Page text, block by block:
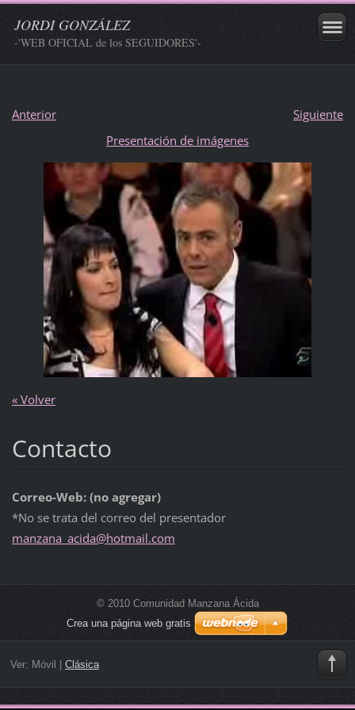
JORDI GONZÁLEZ
-'WEB OFICIAL de los SEGUIDORES'-
Anterior
Siguiente
Presentación de imágenes
« Volver
Contacto
Correo-Web: (no agregar)
*No se trata del correo del presentador
manzana_ acida@hotmail.com
© 2010 Comunidad Manzana Ácida
Crea una página web gratis
Ver: Móvil Clásica